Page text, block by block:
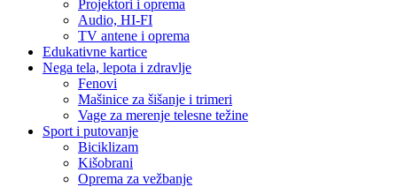
Projektori i oprema
Audio, HI-FI
TV antene i oprema
Edukativne kartice
Nega tela, lepota i zdravlje
Fenovi
Mašinice za šišanje i trimeri
Vage za merenje telesne težine
Sport i putovanje
Biciklizam
Kišobrani
Oprema za vežbanje